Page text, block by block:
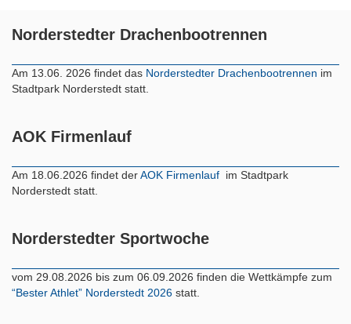
Norderstedter Drachenbootrennen
Am 13.06. 2026 findet das Norderstedter Drachenbootrennen im
Stadtpark Norderstedt statt.
AOK Firmenlauf
Am 18.06.2026 findet derAOK Firmenlauf im Stadtpark
Norderstedt statt.
Norderstedter Sportwoche
vom 29.08.2026 bis zum 06.09.2026 finden die Wettkämpfe zum
“Bester Athlet” Norderstedt 2026 statt.